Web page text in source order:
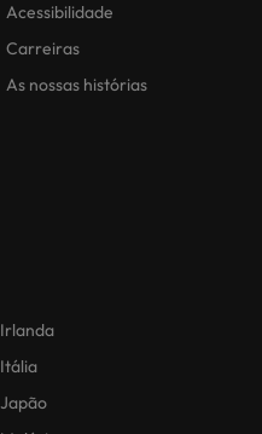
Acessibilidade
Carreiras
As nossas histórias
Irlanda
Itália
Japão